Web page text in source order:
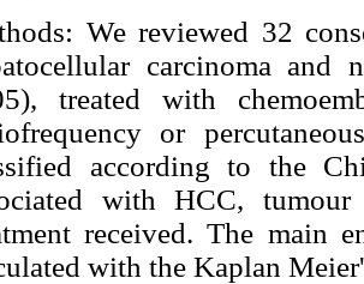
We reviewed 32
carcinoma and
treated with
or
according to the
with HCC,
received. The main
with the Kaplan